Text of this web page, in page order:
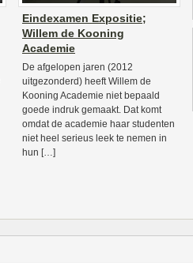
Eindexamen Expositie;
Willem de Kooning
Academie
De afgelopen jaren (2012
uitgezonderd) heeft Willem de
Kooning Academie niet bepaald
goede indruk gemaakt. Dat komt
omdat de academie haar studenten
niet heel serieus leek te nemen in
hun […]